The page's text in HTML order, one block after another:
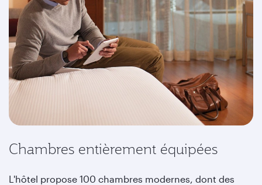
Chambres entièrement équipées
L'hôtel propose 100 chambres modernes, dont des